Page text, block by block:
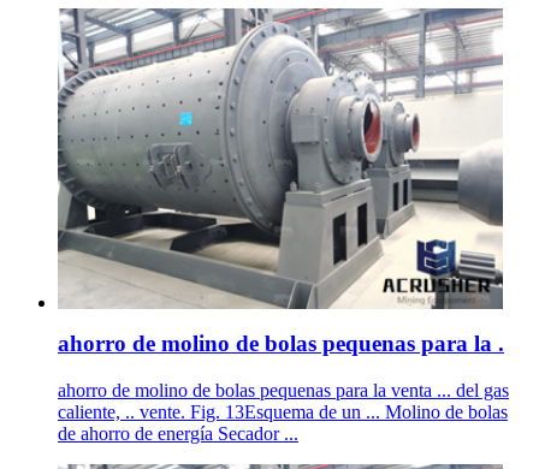
ahorro de molino de bolas pequenas para la .
ahorro de molino de bolas pequenas para la venta ... del gas
caliente, .. vente. Fig. 13Esquema de un ... Molino de bolas
de ahorro de energía Secador ...